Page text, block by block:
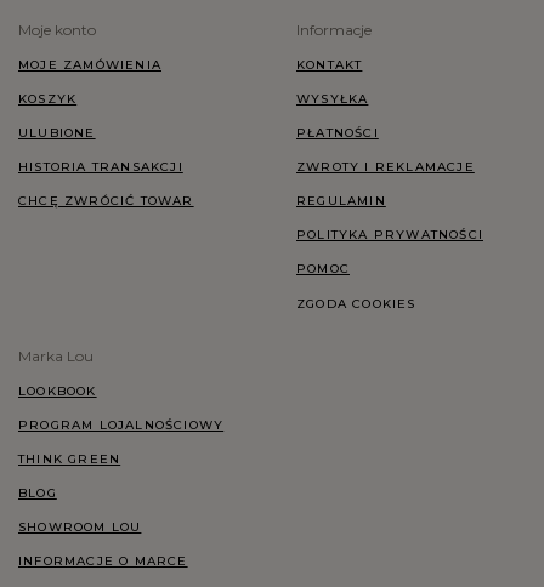
Moje konto
MOJE ZAMÓWIENIA
KOSZYK
ULUBIONE
HISTORIA TRANSAKCJI
CHCĘ ZWRÓCIĆ TOWAR
Informacje
KONTAKT
WYSYŁKA
PŁATNOŚCI
ZWROTY I REKLAMACJE
REGULAMIN
POLITYKA PRYWATNOŚCI
POMOC
ZGODA COOKIES
Marka Lou
LOOKBOOK
PROGRAM LOJALNOŚCIOWY
THINK GREEN
BLOG
SHOWROOM LOU
INFORMACJE O MARCE